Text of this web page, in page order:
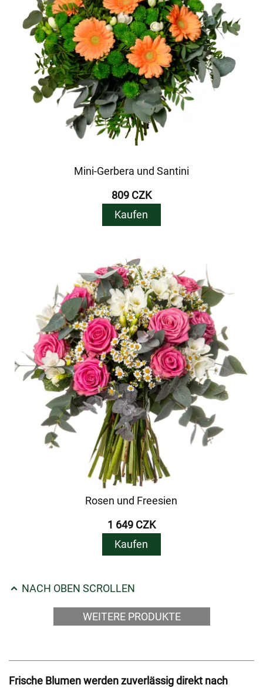
Mini-Gerbera und Santini
809 CZK
Kaufen
Rosen und Freesien
1 649 CZK
Kaufen
NACH OBEN SCROLLEN
WEITERE PRODUKTE
Frische Blumen werden zuverlässig direkt nach